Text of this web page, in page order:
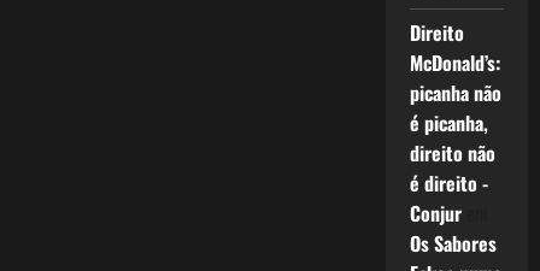
Direito
McDonald’s:
picanha não
é picanha,
direito não
é direito -
Conjurem
Os Sabores